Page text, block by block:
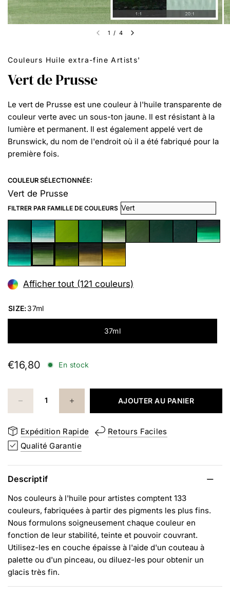
1 / 4
Couleurs Huile extra-fine Artists'
Vert de Prusse
Le vert de Prusse est une couleur à l'huile transparente de
couleur verte avec un sous-ton jaune. Il est résistant à la
lumière et permanent. Il est également appelé vert de
Brunswick, du nom de l'endroit où il a été fabriqué pour la
première fois.
COULEUR SÉLECTIONNÉE:
Vert de Prusse
FILTRER PAR FAMILLE DE COULEURS
Afficher tout (121 couleurs)
SIZE:37ml
37ml
€16,80 En stock
AJOUTER AU PANIER
Expédition Rapide
Retours Faciles
Qualité Garantie
Descriptif
Nos couleurs à l'huile pour artistes comptent 133
couleurs, fabriquées à partir des pigments les plus fins.
Nous formulons soigneusement chaque couleur en
fonction de leur stabilité, teinte et pouvoir couvrant.
Utilisez-les en couche épaisse à l'aide d'un couteau à
palette ou d'un pinceau, ou diluez-les pour obtenir un
glacis très fin.